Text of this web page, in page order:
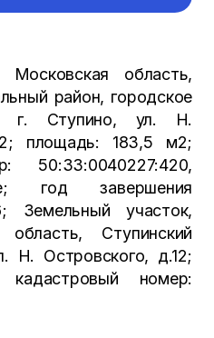
область,
район, городское
г. Ступино, ул. Н.
площадь: 183,5 м2;
50:33:0040227:420,
год завершения
Земельный участок,
Ступинский
Н. Островского, д.12;
номер: